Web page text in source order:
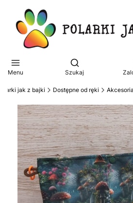
Menu
Otwórz
Szukaj
jak z bajki Dostępne od ręki